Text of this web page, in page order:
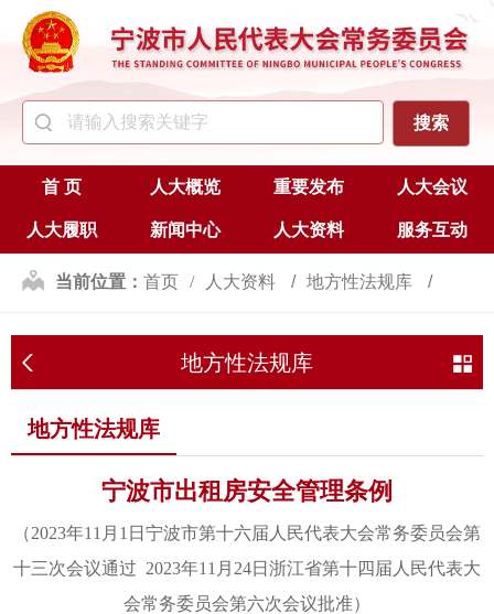
首 页 人大概览 重要发布 人大会议
人大履职 新闻中心 人大资料 服务互动
当前位置： 首页 人大资料 地方性法规库
地方性法规库
地方性法规库
宁波市出租房安全管理条例
（2023年11月1日宁波市第十六届人民代表大会常务委员会第
十三次会议通过 2023年11月24日浙江省第十四届人民代表大
会常务委员会第六次会议批准）